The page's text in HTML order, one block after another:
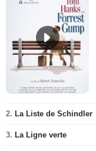
2. La Liste de Schindler
3. La Ligne verte